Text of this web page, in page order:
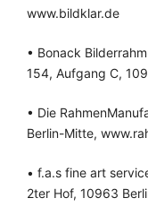
www.bildklar.de
• Bonack
154, Aufgang C,
• Die
Berlin-Mitte,
• f.a.s fine art
2ter Hof, 10963